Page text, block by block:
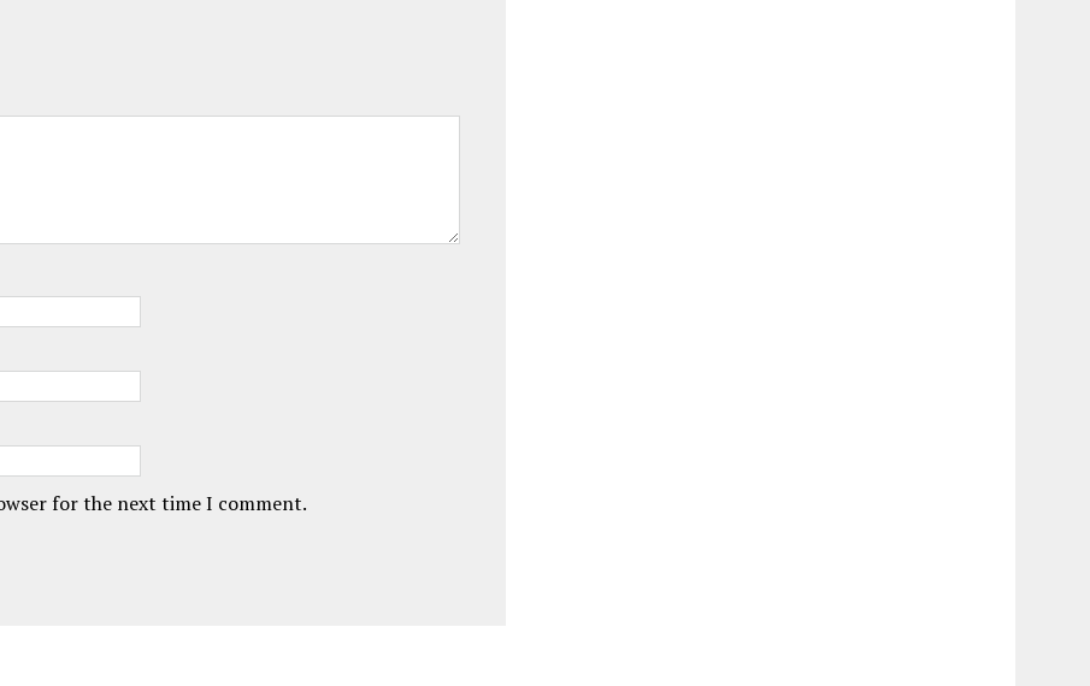
for the next time I comment.